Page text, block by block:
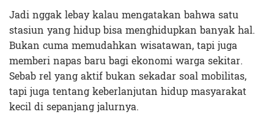
Jadi nggak lebay kalau mengatakan bahwa satu
stasiun yang hidup bisa menghidupkan banyak hal.
Bukan cuma memudahkan wisatawan, tapi juga
memberi napas baru bagi ekonomi warga sekitar.
Sebab rel yang aktif bukan sekadar soal mobilitas,
tapi juga tentang keberlanjutan hidup masyarakat
kecil di sepanjang jalurnya.